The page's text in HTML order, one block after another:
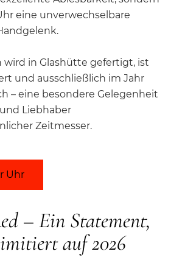
– Ein Statement,
auf 2026
eine unverwechselbare
wird in Glashütte gefertigt, ist
und ausschließlich im Jahr
– eine besondere Gelegenheit
Liebhaber
Zeitmesser.
Uhr